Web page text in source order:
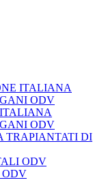
TRAPIANTATI DI